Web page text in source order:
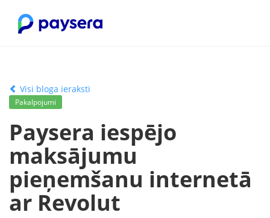
Visi bloga ieraksti
Pakalpojumi
Paysera iespējo
maksājumu
pieņemšanu internetā
ar Revolut